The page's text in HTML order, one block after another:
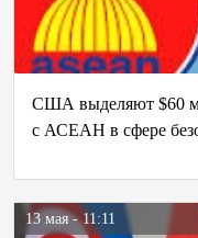
США выделяют $60
с АСЕАН в сфере
13 мая - 11:11